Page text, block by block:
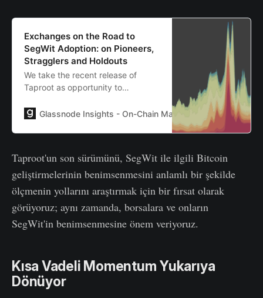
Exchanges on the Road to
SegWit Adoption: on Pioneers,
Stragglers and Holdouts
We take the recent release of
Taproot as opportunity to
adoption of SegWit-related Bitcoin
simultaneously, we put a spotlight
adoption.
Glassnode Insights - On-Chain Market Intelligence
Taproot'un son sürümünü, SegWit ile ilgili Bitcoin
geliştirmelerinin benimsenmesini anlamlı bir şekilde
ölçmenin yollarını araştırmak için bir fırsat olarak
görüyoruz; aynı zamanda, borsalara ve onların
SegWit'in benimsenmesine önem veriyoruz.
Kısa Vadeli Momentum Yukarıya
Dönüyor